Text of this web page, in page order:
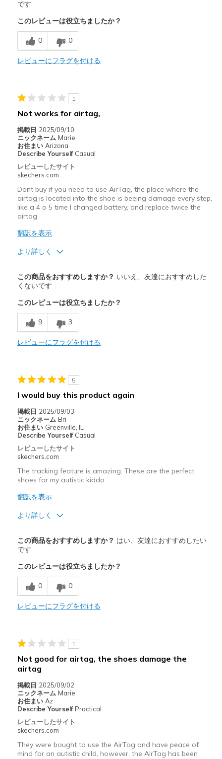
Attractive Design
Breathe Well
Comfortable
Durable
以下に最適
Casual Wear
Width
Sizing
です
このレビューは役立ちましたか？
0 0
レビューにフラグを付ける
1
Not works for airtag,
掲載日 2025/09/10
ニックネーム Marie
お住まい Arizona
Describe Yourself Casual
レビューしたサイト
skechers.com
Dont buy if you need to use AirTag, the place where the
airtag is located into the shoe is beeing damage every step,
like a 4 o 5 time I changed battery, and replace twice the
airtag
翻訳を表示
より詳しく
Attractive Design
商品が期待と異なったレビュー
Poor Cushioning
以下に最適
Width
Feels true to width
Sizing
Feels true to size
この商品をおすすめしますか？ いいえ、友達におすすめした
くないです
このレビューは役立ちましたか？
9 3
レビューにフラグを付ける
5
I would buy this product again
掲載日 2025/09/03
ニックネーム Bri
お住まい Greenville, IL
Describe Yourself Casual
レビューしたサイト
skechers.com
The tracking feature is amazing. These are the perfect
shoes for my autistic kiddo
翻訳を表示
より詳しく
Attractive Design
Breathe Well
Comfortable
Durable
以下に最適
Casual Wear
Travel
Width
Sizing
View On Shoes
Shoes are for Wearing
この商品をおすすめしますか？ はい、友達におすすめしたい
です
このレビューは役立ちましたか？
0 0
レビューにフラグを付ける
1
Not good for airtag, the shoes damage the
airtag
掲載日 2025/09/02
ニックネーム Marie
お住まい Az
Describe Yourself Practical
レビューしたサイト
skechers.com
They were bought to use the AirTag and have peace of
mind for an autistic child, however, the AirTag has been